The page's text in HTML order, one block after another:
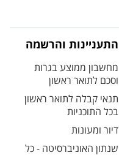
התעניינות והרשמה
מחשבון ממוצע בגרות
וסכם לתואר ראשון
תנאי קבלה לתואר ראשון
בכל התוכניות
דיור ומעונות
שנתון האוניברסיטה - כל